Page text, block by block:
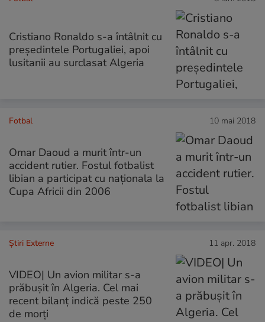
Cristiano Ronaldo s-a întâlnit cu
președintele Portugaliei, apoi
lusitanii au surclasat Algeria
Fotbal 10 mai 2018
Omar Daoud a murit într-un
accident rutier. Fostul fotbalist
libian a participat cu naționala la
Cupa Africii din 2006
Știri Externe 11 apr. 2018
VIDEO| Un avion militar s-a
prăbușit în Algeria. Cel mai
recent bilanț indică peste 250
de morți